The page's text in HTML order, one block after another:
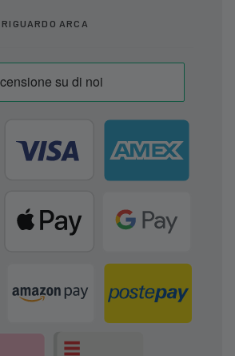
RIGUARDO ARCA